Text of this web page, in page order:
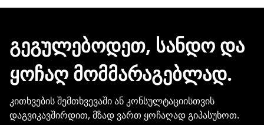
ჩვენთან პროდუქციის შეძენისთვის არ
მონაცემების და სხვა პირადი
ინფორმაციის გაზიარება.
ᲒᲔᲒᲣᲚᲔᲑᲝᲓᲔᲗ, ᲡᲐᲜᲓᲝ ᲓᲐ
ᲧᲝᲩᲐᲦ ᲛᲝᲛᲛᲐᲠᲐᲒᲔᲑᲚᲐᲓ.
კითხვების შემთხვევაში ან კონსულტაციისთვის
დაგვიკავშირდით, მზად ვართ ყოჩაღად გიპასუხოთ.